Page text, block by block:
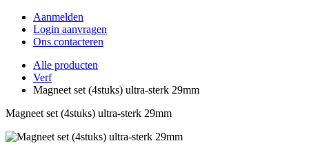
Aanmelden
Login aanvragen
Ons contacteren
Alle producten
Verf
Magneet set (4stuks) ultra-sterk 29mm
Magneet set (4stuks) ultra-sterk 29mm